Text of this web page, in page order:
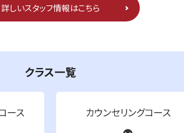
詳しいスタッフ情報はこちら
クラス一覧
ース カウンセリングコース